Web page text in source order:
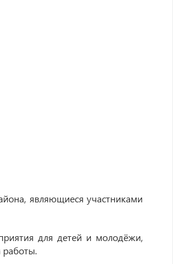
являющиеся участниками
для детей и молодёжи,
работы.